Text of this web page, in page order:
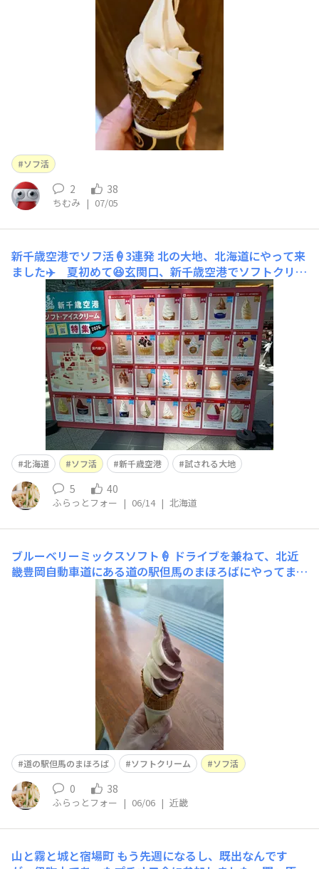
ソフ活
2 38
ちむみ | 07/05
新千歳空港でソフ活🍦3連発北の大地、北海道にやって来
ました✈️ 夏初めて😆玄関口、新千歳空港でソフトクリー
ム選手権が開催中で、到着時と出発時で3発いってしまい
ました😋 まさに「試される大地」(胃袋が😅)21 北海道
興農社 牧場直送ソフト17 東亜珈琲館 エスプレッソソ
フト19 わかさいも本舗 あんぽてソフト1番気になったの
北海道 ソフ活 新千歳空港 試される大地
5 40
ふらっとフォー | 06/14 | 北海道
ブルーベリーミックスソフト🍦 ドライブを兼ねて、北近
畿豊岡自動車道にある道の駅但馬のまほろばにやってまい
りました🚗着くなり真っ先にフードコートに😋 ブルー
ベリーソフト🍦がラインナップに加わっていましたので、
ミックスを食しましたミルクのソフトクリームと、ブルー
ベリーのシャーベットのキメラみたいな、少し不思議な食
感でした😆物産コーナ
道の駅但馬のまほろば ソフトクリーム ソフ活
0 38
ふらっとフォー | 06/06 | 近畿
山と霧と城と宿場町 もう先週になるし、既出なんです